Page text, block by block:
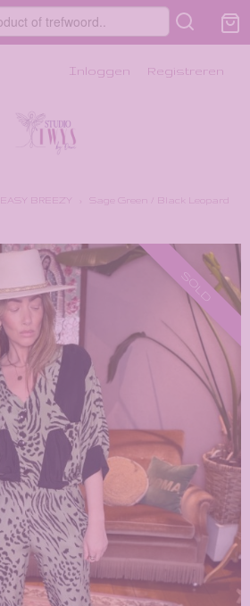
Inloggen Registreren
EASY BREEZY
Sage Green / Black Leopard
SOLD